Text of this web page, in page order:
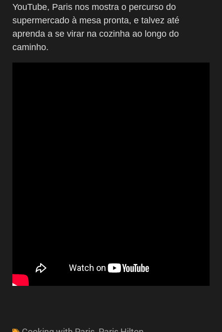
YouTube, Paris nos mostra o percurso do
supermercado à mesa pronta, e talvez até
aprenda a se virar na cozinha ao longo do
caminho.